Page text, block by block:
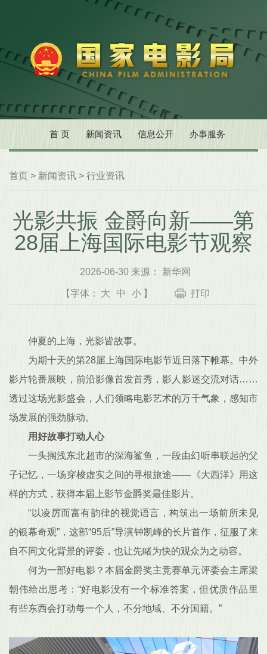
首 页 新闻资讯 信息公开 办事服务
首页 > 新闻资讯 > 行业资讯
光影共振 金爵向新——第
28届上海国际电影节观察
2026-06-30 来源： 新华网
【字体： 大 中 小 】 打印
仲夏的上海，光影皆故事。
为期十天的第28届上海国际电影节近日落下帷幕。中外
影片轮番展映，前沿影像首发首秀，影人影迷交流对话……
透过这场光影盛会，人们领略电影艺术的万千气象，感知市
场发展的强劲脉动。
用好故事打动人心
一头搁浅东北超市的深海鲨鱼，一段由幻听串联起的父
子记忆，一场穿梭虚实之间的寻根旅途——《大西洋》用这
样的方式，获得本届上影节金爵奖最佳影片。
“以凌厉而富有韵律的视觉语言，构筑出一场前所未见
的银幕奇观”，这部“95后”导演钟凯峰的长片首作，征服了来
自不同文化背景的评委，也让先睹为快的观众为之动容。
何为一部好电影？本届金爵奖主竞赛单元评委会主席梁
朝伟给出思考：“好电影没有一个标准答案，但优质作品里
有些东西会打动每一个人，不分地域、不分国籍。”